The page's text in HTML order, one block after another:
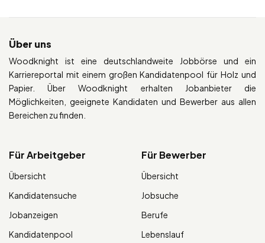
Über uns
Woodknight ist eine deutschlandweite Jobbörse und ein
Karriereportal mit einem großen Kandidatenpool für Holz und
Papier. Über Woodknight erhalten Jobanbieter die
Möglichkeiten, geeignete Kandidaten und Bewerber aus allen
Bereichen zu finden.
Für Arbeitgeber
Übersicht
Kandidatensuche
Jobanzeigen
Kandidatenpool
Für Bewerber
Übersicht
Jobsuche
Berufe
Lebenslauf